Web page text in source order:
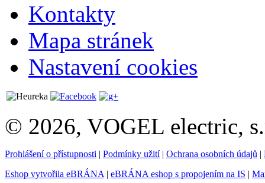
Kontakty
Mapa stránek
Nastavení cookies
© 2026, VOGEL electric,
Prohlášení o přístupnosti | Podmínky užití| Ochrana osobních údajů |
Eshop vytvořila eBRÁNA | eBRÁNA eshop s propojením na IS |